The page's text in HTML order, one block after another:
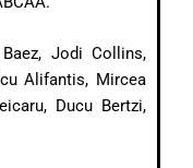
Jodi Collins,
Alifantis, Mircea
Ducu Bertzi,